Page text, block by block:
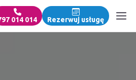
014 014 Rezerwuj usługę